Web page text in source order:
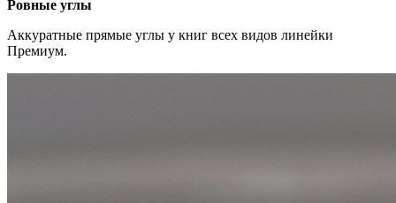
Ровные углы
Аккуратные прямые углы у книг всех видов линейки
Премиум.